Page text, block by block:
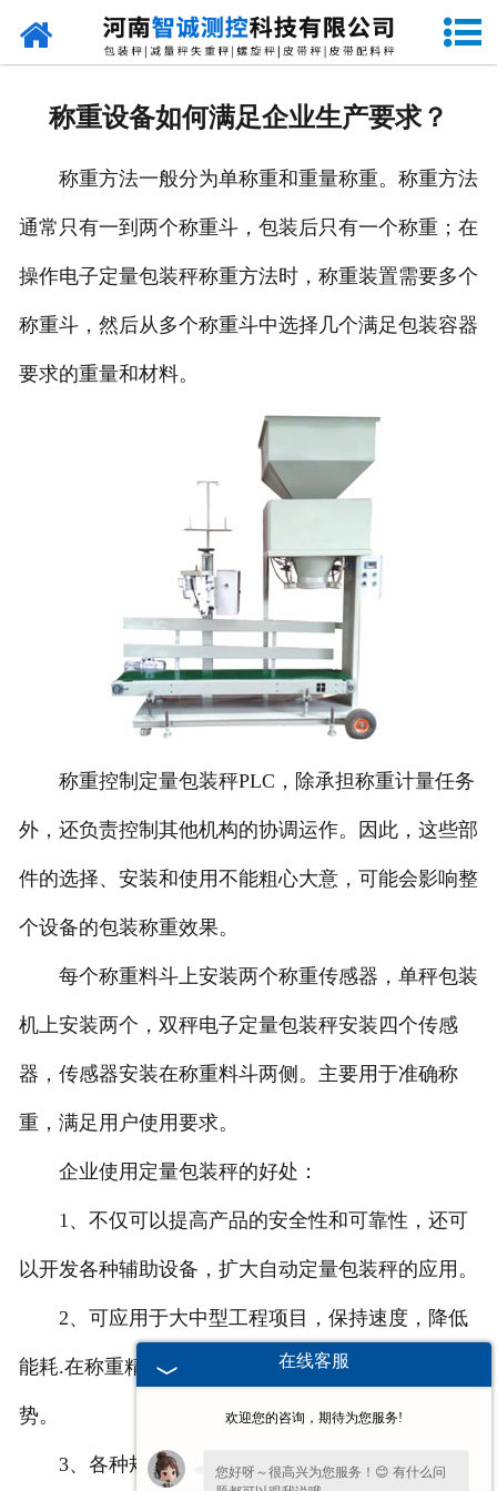
网站首页
设备原理
联系我们
称重设备如何满足企业生产要求？
称重方法一般分为单称重和重量称重。称重方法
通常只有一到两个称重斗，包装后只有一个称重；在
操作电子定量包装秤称重方法时，称重装置需要多个
称重斗，然后从多个称重斗中选择几个满足包装容器
要求的重量和材料。
称重控制定量包装秤PLC，除承担称重计量任务
外，还负责控制其他机构的协调运作。因此，这些部
件的选择、安装和使用不能粗心大意，可能会影响整
个设备的包装称重效果。
每个称重料斗上安装两个称重传感器，单秤包装
机上安装两个，双秤电子定量包装秤安装四个传感
器，传感器安装在称重料斗两侧。主要用于准确称
重，满足用户使用要求。
企业使用定量包装秤的好处：
1、不仅可以提高产品的安全性和可靠性，还可
以开发各种辅助设备，扩大自动定量包装秤的应用。
2、可应用于大中型工程项目，保持速度，降低
能耗.在称重精度.自动识别.智力等方面有一定的优
势。
3、各种规格的自动定量包装秤设备不仅可以满
在线客服
欢迎您的咨询，期待为您服务!
您好呀～很高兴为您服务！😊 有什么问